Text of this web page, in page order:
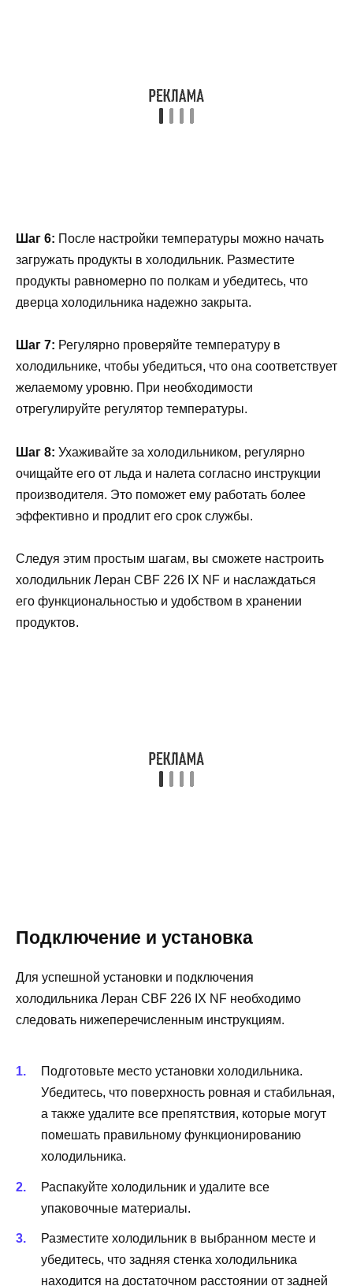
Шаг 6: После настройки температуры можно начать
загружать продукты в холодильник. Разместите
продукты равномерно по полкам и убедитесь, что
дверца холодильника надежно закрыта.
Шаг 7: Регулярно проверяйте температуру в
холодильнике, чтобы убедиться, что она соответствует
желаемому уровню. При необходимости
отрегулируйте регулятор температуры.
Шаг 8: Ухаживайте за холодильником, регулярно
очищайте его от льда и налета согласно инструкции
производителя. Это поможет ему работать более
эффективно и продлит его срок службы.
Следуя этим простым шагам, вы сможете настроить
холодильник Леран CBF 226 IX NF и наслаждаться
его функциональностью и удобством в хранении
продуктов.
Подключение и установка
Для успешной установки и подключения
холодильника Леран CBF 226 IX NF необходимо
следовать нижеперечисленным инструкциям.
Подготовьте место установки холодильника.
Убедитесь, что поверхность ровная и стабильная,
а также удалите все препятствия, которые могут
помешать правильному функционированию
холодильника.
Распакуйте холодильник и удалите все
упаковочные материалы.
Разместите холодильник в выбранном месте и
убедитесь, что задняя стенка холодильника
находится на достаточном расстоянии от задней